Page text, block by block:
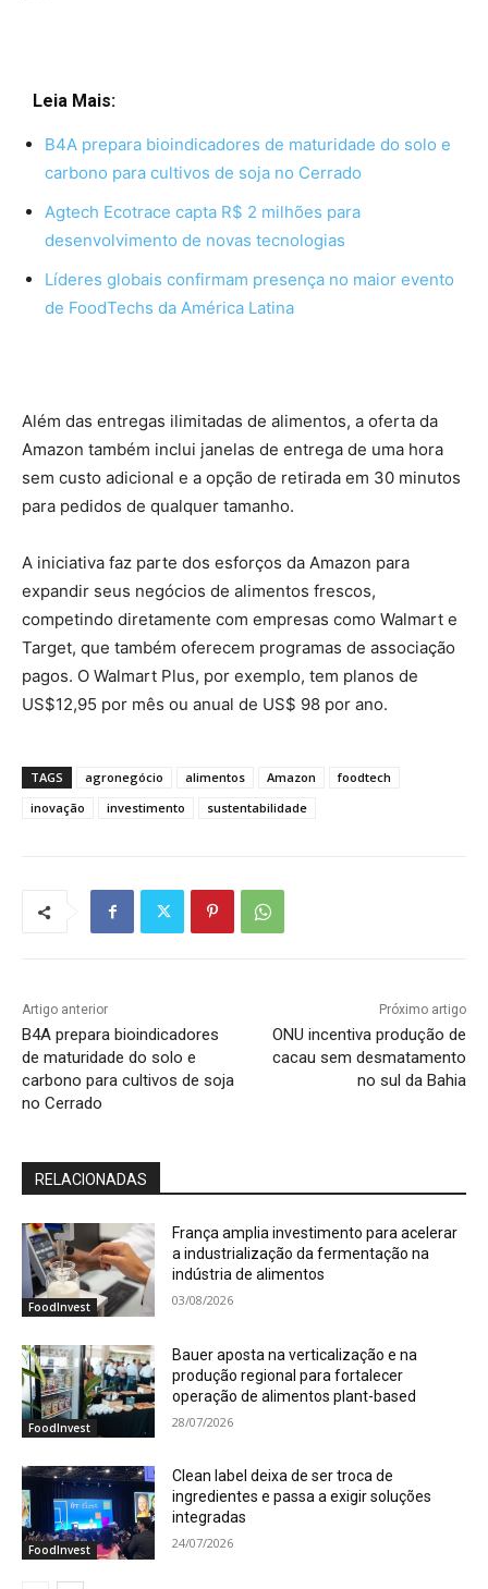
Leia Mais:
B4A prepara bioindicadores de maturidade do solo e
carbono para cultivos de soja no Cerrado
Agtech Ecotrace capta R$ 2 milhões para
desenvolvimento de novas tecnologias
Líderes globais confirmam presença no maior evento
de FoodTechs da América Latina
Além das entregas ilimitadas de alimentos, a oferta da
Amazon também inclui janelas de entrega de uma hora
sem custo adicional e a opção de retirada em 30 minutos
para pedidos de qualquer tamanho.
A iniciativa faz parte dos esforços da Amazon para
expandir seus negócios de alimentos frescos,
competindo diretamente com empresas como Walmart e
Target, que também oferecem programas de associação
pagos. O Walmart Plus, por exemplo, tem planos de
US$12,95 por mês ou anual de US$ 98 por ano.
TAGS agronegócio alimentos Amazon
foodtech
inovação
investimento sustentabilidade
Artigo anterior
B4A prepara bioindicadores
de maturidade do solo e
carbono para cultivos de soja
no Cerrado
Próximo artigo
ONU incentiva produção de
cacau sem desmatamento
no sul da Bahia
RELACIONADAS
FoodInvest
França amplia investimento para acelerar
a industrialização da fermentação na
indústria de alimentos
03/08/2026
FoodInvest
Bauer aposta na verticalização e na
produção regional para fortalecer
operação de alimentos plant-based
28/07/2026
FoodInvest
Clean label deixa de ser troca de
ingredientes e passa a exigir soluções
integradas
24/07/2026